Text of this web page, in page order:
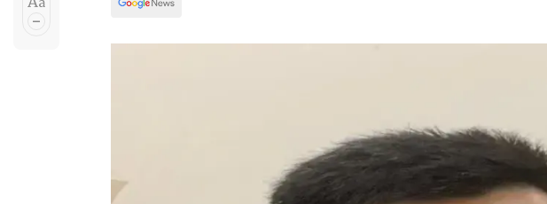
Bé xem gì
Mái ấm gia đình